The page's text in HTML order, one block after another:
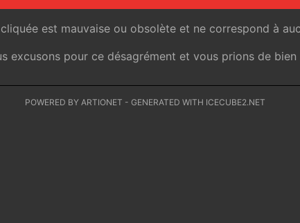
est mauvaise ou obsolète et ne correspond à
excusons pour ce désagrément et vous prions de
POWERED BY ARTIONET - GENERATED WITH ICECUBE2.NET